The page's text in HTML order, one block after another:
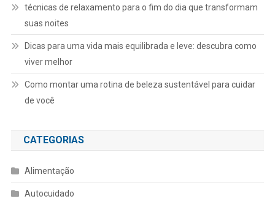
técnicas de relaxamento para o fim do dia que transformam
suas noites
Dicas para uma vida mais equilibrada e leve: descubra como
viver melhor
Como montar uma rotina de beleza sustentável para cuidar
de você
CATEGORIAS
Alimentação
Autocuidado